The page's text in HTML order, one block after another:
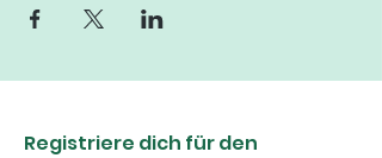
Registriere dich für den